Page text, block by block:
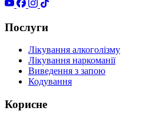
Послуги
Лікування алкоголізму
Лікування наркоманії
Виведення з запою
Кодування
Корисне